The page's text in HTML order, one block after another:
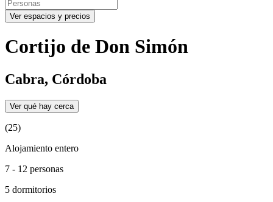
Ver espacios y precios
Cortijo de Don Simón
Cabra, Córdoba
Ver qué hay cerca
(25)
Alojamiento entero
7 - 12 personas
5 dormitorios